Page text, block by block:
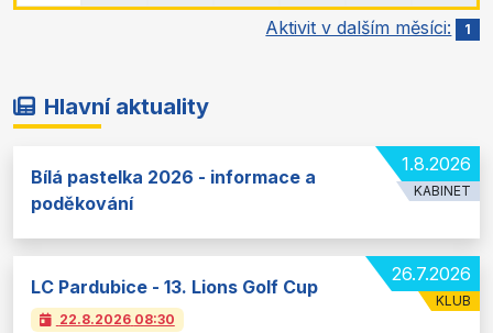
Aktivit v dalším měsíci:
1
Hlavní aktuality
1.8.2026
KABINET
Bílá pastelka 2026 - informace a
poděkování
26.7.2026
KLUB
LC Pardubice - 13. Lions Golf Cup
22.8.2026 08:30